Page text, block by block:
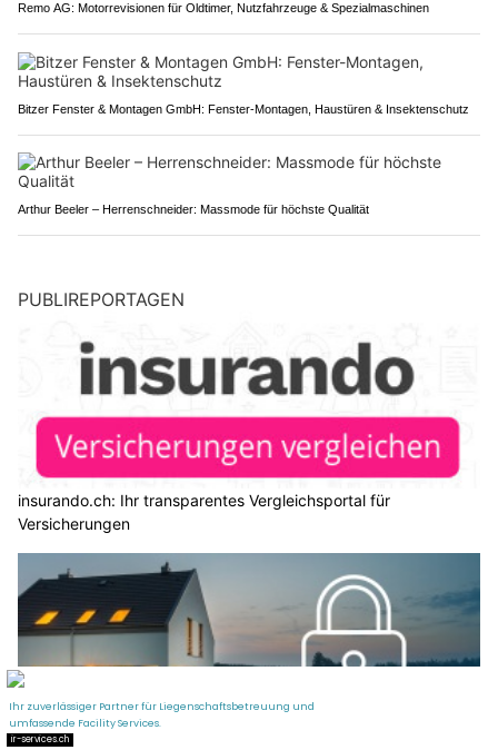
Remo AG: Motorrevisionen für Oldtimer, Nutzfahrzeuge & Spezialmaschinen
Bitzer Fenster & Montagen GmbH: Fenster-Montagen, Haustüren & Insektenschutz
Arthur Beeler – Herrenschneider: Massmode für höchste Qualität
PUBLIREPORTAGEN
insurando.ch: Ihr transparentes Vergleichsportal für
Versicherungen
EM Haustechnik GmbH: Ihr Fachpartner für Alarmanlagen und